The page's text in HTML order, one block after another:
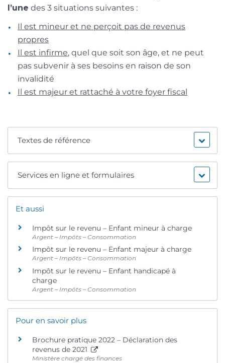
l’une des 3 situations suivantes :
Il est mineur et ne perçoit pas de revenus
propres
Il est infirme, quel que soit son âge, et ne peut
pas subvenir à ses besoins en raison de son
invalidité
Il est majeur et rattaché à votre foyer fiscal
Textes de référence
Services en ligne et formulaires
Et aussi
Impôt sur le revenu – Enfant mineur à charge
Argent – Impôts – Consommation
Impôt sur le revenu – Enfant majeur à charge
Argent – Impôts – Consommation
Impôt sur le revenu – Enfant handicapé à
charge
Argent – Impôts – Consommation
Pour en savoir plus
Brochure pratique 2022 – Déclaration des
revenus de 2021
Ministère chargé des finances